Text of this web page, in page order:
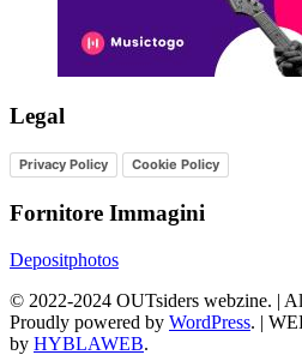
Legal
Privacy Policy Cookie Policy
Fornitore Immagini
Depositphotos
© 2022-2024 OUTsiders webzine. |
Proudly powered by WordPress. |
by HYBLAWEB.